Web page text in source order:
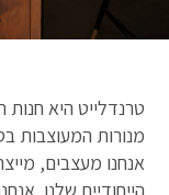
טרנדלייט היא
מנורות המעוצבות
אנחנו מעצבים,